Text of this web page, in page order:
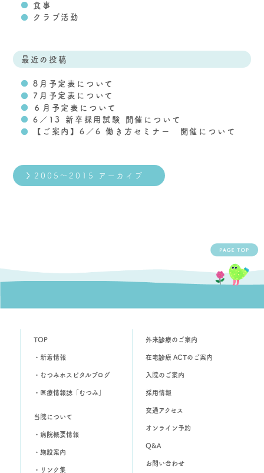
食事
クラブ活動
最近の投稿
8月予定表について
7月予定表について
６月予定表について
6／13 新卒採用試験 開催について
【ご案内】6／6 働き方セミナー 開催について
2005～2015 アーカイブ
TOP
・新着情報
・むつみホスピタルブログ
・医療情報誌「むつみ」
当院について
・病院概要情報
・施設案内
・リンク集
外来診療のご案内
在宅診療 ACTのご案内
入院のご案内
採用情報
交通アクセス
オンライン予約
Q&A
お問い合わせ